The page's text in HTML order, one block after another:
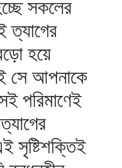
সকলের
হয়ে
সে আপনাকে
পরিমাণেই
সৃষ্টিশক্তিই